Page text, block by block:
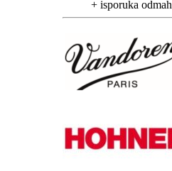
+ isporuka odmah